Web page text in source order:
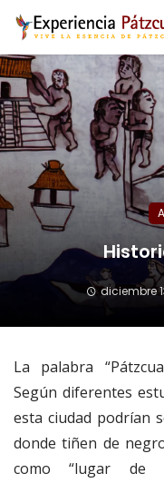
diciembre
La palabra
Según diferentes
esta ciudad podrían
donde tiñen de
como “lugar de